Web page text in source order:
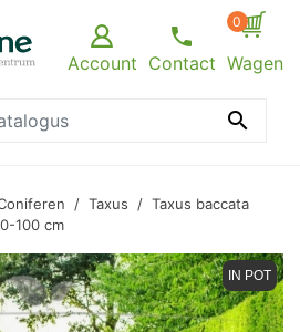
Account Contact
0
Wagen

Taxus
Taxus baccata
100 cm
IN POT